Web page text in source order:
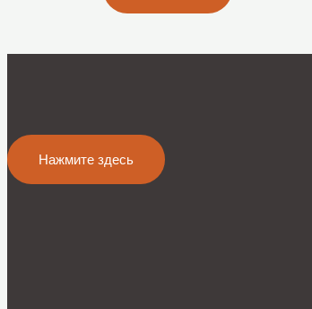
Нажмите здесь